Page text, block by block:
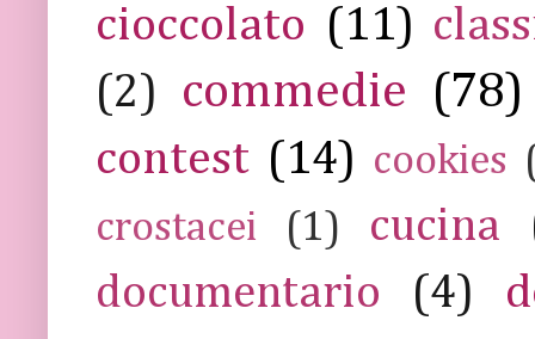
cioccolato (11)
(2)
commedie (78)
contest (14) cookies
crostacei
(1) cucina
documentario
(4)